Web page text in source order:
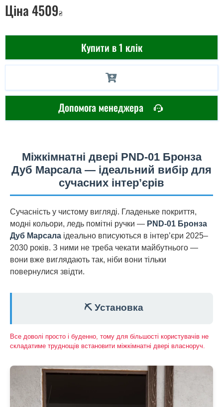
Ціна4509₴
Купити в 1 клік
Допомога менеджера
Міжкімнатні двері PND-01 Бронза
Дуб Марсала — ідеальний вибір для
сучасних інтер’єрів
Сучасність у чистому вигляді. Гладеньке покриття,
модні кольори, ледь помітні ручки — PND-01 Бронза
Дуб Марсала ідеально вписуються в інтер’єри 2025–
2030 років. З ними не треба чекати майбутнього —
вони вже виглядають так, ніби вони тільки
повернулися звідти.
⛏️ Установка
Все доволі просто і буденно, тому для більшості користувачів не
складатиме труднощів встановити міжкімнатні двері власноруч.